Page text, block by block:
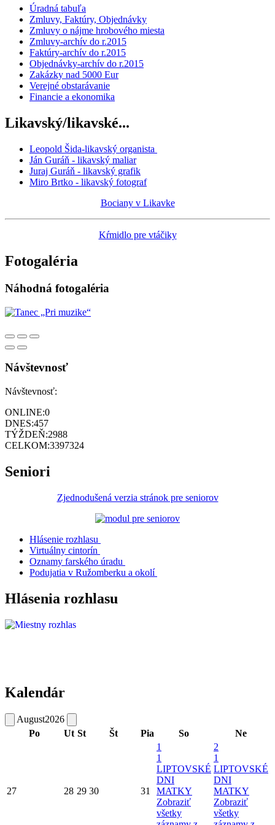
Úradná tabuľa
Zmluvy, Faktúry, Objednávky
Zmluvy o nájme hrobového miesta
Zmluvy-archív do r.2015
Faktúry-archív do r.2015
Objednávky-archív do r.2015
Zakázky nad 5000 Eur
Verejné obstarávanie
Financie a ekonomika
Likavský/likavské...
Leopold Šida-likavský organista
Ján Guráň - likavský maliar
Juraj Guráň - likavský grafik
Miro Brtko - likavský fotograf
Bociany v Likavke
Kŕmidlo pre vtáčiky
Fotogaléria
Náhodná fotogaléria
Návštevnosť
Návštevnosť:
ONLINE:0
DNES:457
TÝŽDEŇ:2988
CELKOM:3397324
Seniori
Zjednodušená verzia stránok pre seniorov
Hlásenie rozhlasu
Virtuálny cintorín
Oznamy farského úradu
Podujatia v Ružomberku a okolí
Hlásenia rozhlasu
Kalendár
August2026
Po
Ut St Št Pia So Ne
27 28 29 30 31
1
1
LIPTOVSKÉ
DNI
MATKY
Zobraziť
všetky
2
1
LIPTOVSKÉ
DNI
MATKY
Zobraziť
všetky